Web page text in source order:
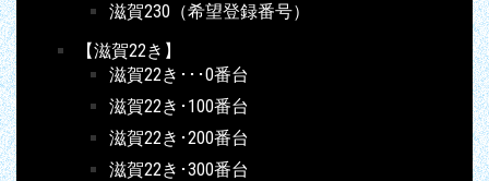
滋賀230（希望登録番号）
【滋賀22き】
滋賀22き･･･0番台
滋賀22き･100番台
滋賀22き･200番台
滋賀22き･300番台